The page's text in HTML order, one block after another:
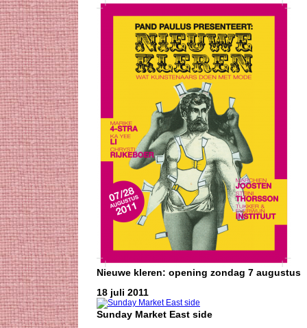
Nieuwe kleren: opening zondag 7 augustus
18 juli 2011
Sunday Market East side